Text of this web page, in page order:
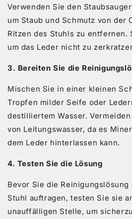
Verwenden Sie den
um Staub und Schmutz von der
Ritzen des Stuhls zu entfernen.
um das Leder nicht zu
3. Bereiten Sie die
Mischen Sie in einer kleinen
Tropfen milder Seife oder
destilliertem Wasser.
von Leitungswasser, da es
dem Leder hinterlassen kann.
4. Testen Sie die Lösung
Bevor Sie die Reinigungslösung
Stuhl auftragen, testen Sie sie
unauffälligen Stelle, um